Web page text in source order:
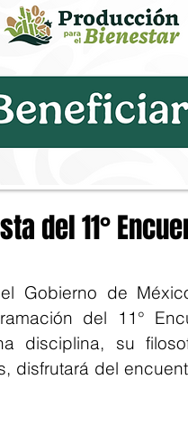
del 11°
Gobierno de
del 11°
disciplina, su
disfrutará del